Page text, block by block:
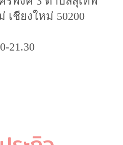
เชียงใหม่ 50200
21.30